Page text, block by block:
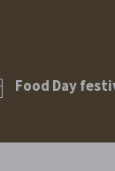
Food Day